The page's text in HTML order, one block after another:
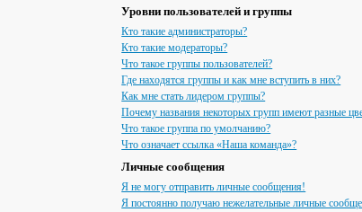
Уровни пользователей и группы
Кто такие администраторы?
Кто такие модераторы?
Что такое группы пользователей?
Где находятся группы и как мне вступить в них?
Как мне стать лидером группы?
Почему названия некоторых групп имеют разные
Что такое группа по умолчанию?
Что означает ссылка «Наша команда»?
Личные сообщения
Я не могу отправить личные сообщения!
Я постоянно получаю нежелательные личные